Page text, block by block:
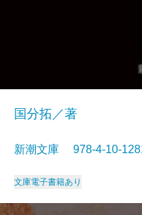
国分拓／著
新潮文庫 978-4-10-
文庫電子書籍あり